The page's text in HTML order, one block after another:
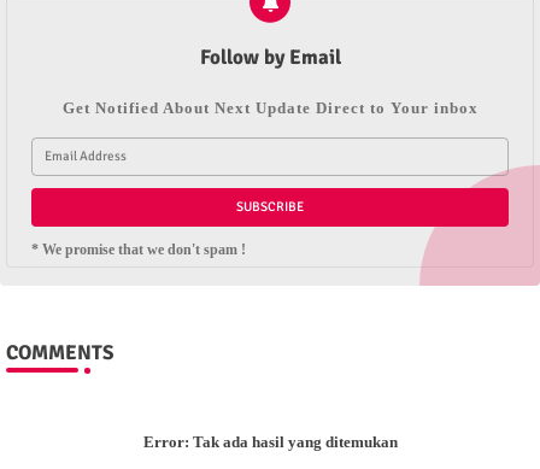
Follow by Email
Get Notified About Next Update Direct to Your inbox
* We promise that we don't spam !
COMMENTS
Error: Tak ada hasil yang ditemukan